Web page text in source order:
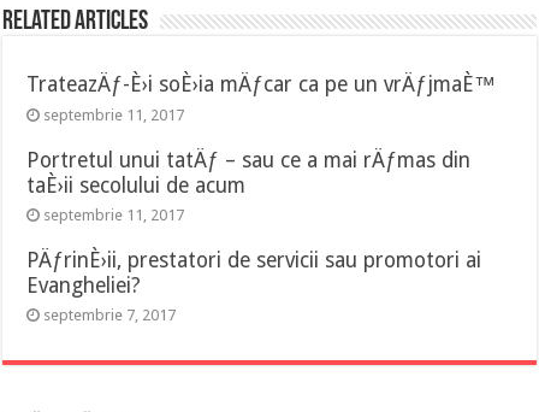
Related Articles
TrateazÄƒ-È›i soÈ›ia mÄƒcar ca pe un vrÄƒjmaÈ™
septembrie 11, 2017
Portretul unui tatÄƒ – sau ce a mai rÄƒmas din
taÈ›ii secolului de acum
septembrie 11, 2017
PÄƒrinÈ›ii, prestatori de servicii sau promotori ai
Evangheliei?
septembrie 7, 2017